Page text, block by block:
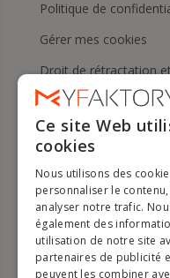
Politique de
Gérer mes cookies
Droit de rétractation et
retours
Aide
Méthodes
Ce site Web
cookies
Nous utilisons des
personnaliser le
analyser notre trafic.
également des
utilisation de notre site
partenaires de publicité
peuvent les combiner